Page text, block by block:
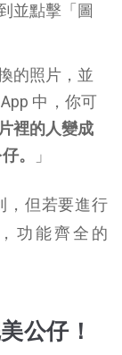
並點擊「圖
的照片，並
中，你可
裡的人變成
。
」
，但若要進行
功能齊全的
公仔！